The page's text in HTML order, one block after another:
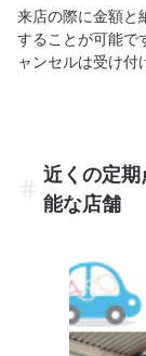
来店の際に金額と
することが可能で
ャンセルは受け付
近くの定
能な店舗